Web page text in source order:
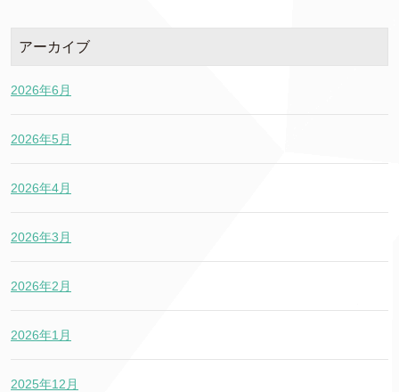
アーカイブ
2026年6月
2026年5月
2026年4月
2026年3月
2026年2月
2026年1月
2025年12月